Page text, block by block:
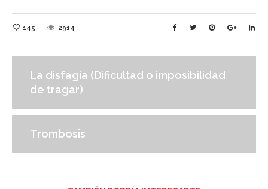
145 2914
La disfagia (Dificultad o imposibilidad
de tragar)
Trombosis